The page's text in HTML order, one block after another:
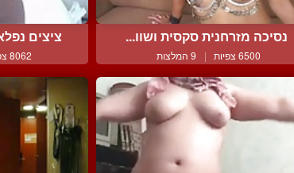
נסיכה מזרחנית סקסית ושוו...
6500 צפיות | 9 המלצות
ציצים
8062 צפיות